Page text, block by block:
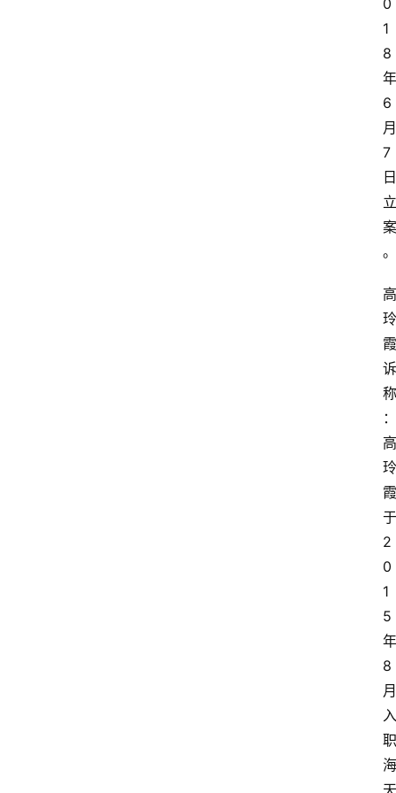
0
1
8
年
6
月
7
日
立
案
。
高
玲
霞
诉
称
：
高
玲
霞
于
2
0
1
5
年
8
月
入
职
海
天